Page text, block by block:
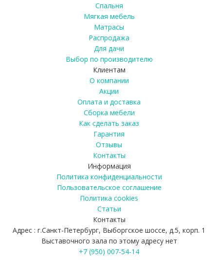
Спальня
Мягкая мебель
Матрасы
Распродажа
Для дачи
Выбор по производителю
Клиентам
О компании
Акции
Оплата и доставка
Сборка мебели
Как сделать заказ
Гарантия
Отзывы
Контакты
Информация
Политика конфиденциальности
Пользовательское соглашение
Политика cookies
Статьи
Контакты
Адрес : г.Санкт-Петербург, Выборгское шоссе, д.5, корп. 1
Выставочного зала по этому адресу нет
+7 (950) 007-54-14